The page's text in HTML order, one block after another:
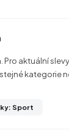
Pro aktuální
kategorie
Sport